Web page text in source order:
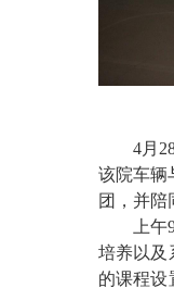
4月
该院车辆
团，并陪
上午
培养以及
的课程设